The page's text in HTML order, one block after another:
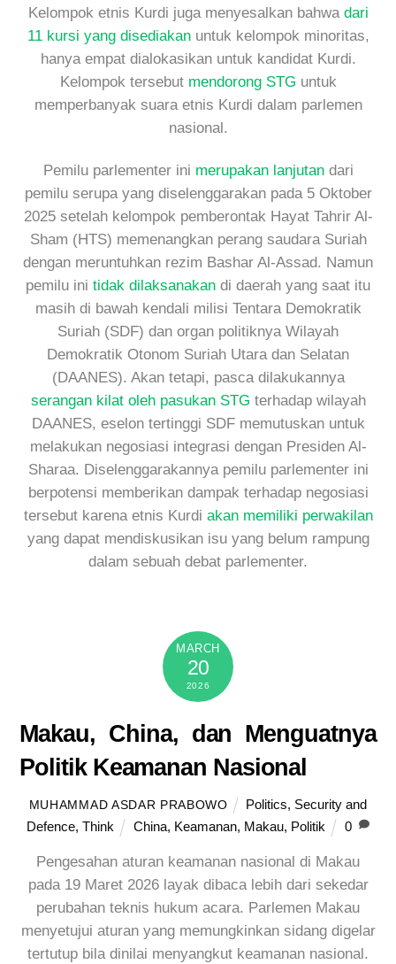
Kelompok etnis Kurdi juga menyesalkan bahwa dari
11 kursi yang disediakanuntuk kelompok minoritas,
hanya empat dialokasikan untuk kandidat Kurdi.
Kelompok tersebut mendorong STG untuk
memperbanyak suara etnis Kurdi dalam parlemen
nasional.
Pemilu parlementer ini merupakan lanjutandari
pemilu serupa yang diselenggarakan pada 5 Oktober
2025 setelah kelompok pemberontak Hayat Tahrir Al-
Sham (HTS) memenangkan perang saudara Suriah
dengan meruntuhkan rezim Bashar Al-Assad. Namun
pemilu ini tidak dilaksanakan di daerah yang saat itu
masih di bawah kendali milisi Tentara Demokratik
Suriah (SDF) dan organ politiknya Wilayah
Demokratik Otonom Suriah Utara dan Selatan
(DAANES). Akan tetapi, pasca dilakukannya
serangan kilat oleh pasukan STG terhadap wilayah
DAANES, eselon tertinggi SDF memutuskan untuk
melakukan negosiasi integrasi dengan Presiden Al-
Sharaa. Diselenggarakannya pemilu parlementer ini
berpotensi memberikan dampak terhadap negosiasi
tersebut karena etnis Kurdi akan memiliki perwakilan
yang dapat mendiskusikan isu yang belum rampung
dalam sebuah debat parlementer.
MARCH
20
2026
Makau, China, dan Menguatnya
Politik Keamanan Nasional
MUHAMMAD ASDAR PRABOWO Politics, Security and
Defence, Think China, Keamanan, Makau, Politik 0
Pengesahan aturan keamanan nasional di Makau
pada 19 Maret 2026 layak dibaca lebih dari sekedar
perubahan teknis hukum acara. Parlemen Makau
menyetujui aturan yang memungkinkan sidang digelar
tertutup bila dinilai menyangkut keamanan nasional.